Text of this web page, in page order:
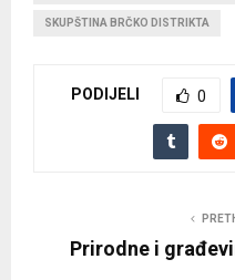
SKUPŠTINA BRČKO DISTRIKTA
PODIJELI 0
Prirodne i